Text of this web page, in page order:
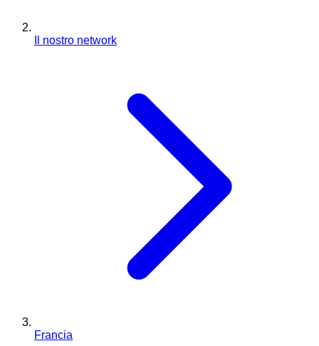
Il nostro network
Francia